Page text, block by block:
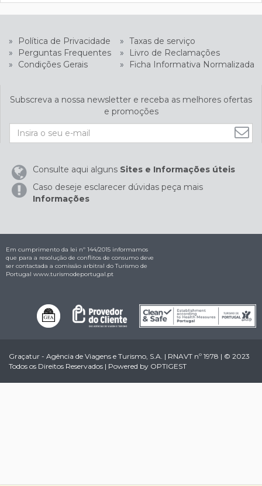
» Política de Privacidade » Taxas de serviço
»
Perguntas Frequentes »
Livro de Reclamações
»
Condições Gerais » Ficha Informativa Normalizada
Subscreva a nossa newsletter e receba as melhores ofertas
e promoções
Consulte aqui alguns Sites e Informações úteis
Caso deseje esclarecer dúvidas peça mais
Informações
Em cumprimento da lei nº 144/2015 informamos
que para a resolução de conflitos de consumo deve
ser contactada a comissão arbitral do Turismo de
Portugal www.turismodeportugal.pt
Graçatur - Agência de Viagens e Turismo, S.A. | RNAVT nº 1978 | © 2023
Todos os Direitos Reservados | Powered by OPTIGEST